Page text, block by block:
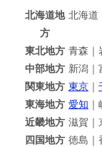
北海道地
方
北海道
東北地方 青森｜
中部地方 新潟｜
関東地方 東京 ｜
東海地方 愛知
近畿地方 滋賀｜
四国地方 徳島｜